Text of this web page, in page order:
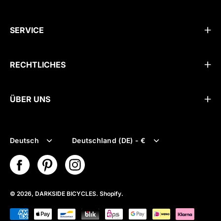
SERVICE
RECHTLICHES
ÜBER UNS
Sprache
Deutsch Währung
Deutschland (DE) - €
© 2026, DARKSIDE BICYCLES. Shopify.